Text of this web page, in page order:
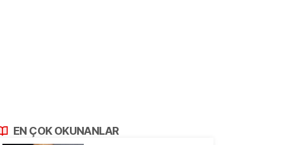
EN ÇOK OKUNANLAR